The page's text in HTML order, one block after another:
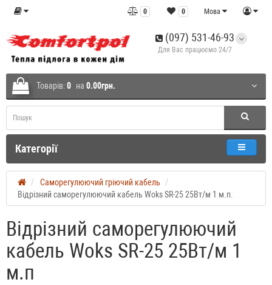
Мова
0
0
(097) 531-46-93
Для Вас працюємо 24/7
Товарів:0 на 0.00грн.
Категорії
Саморегулюючий гріючий кабель
Відрізний саморегулюючий кабель Woks SR-25 25Вт/м 1 м.п.
Відрізний саморегулюючий
кабель Woks SR-25 25Вт/м 1
м.п